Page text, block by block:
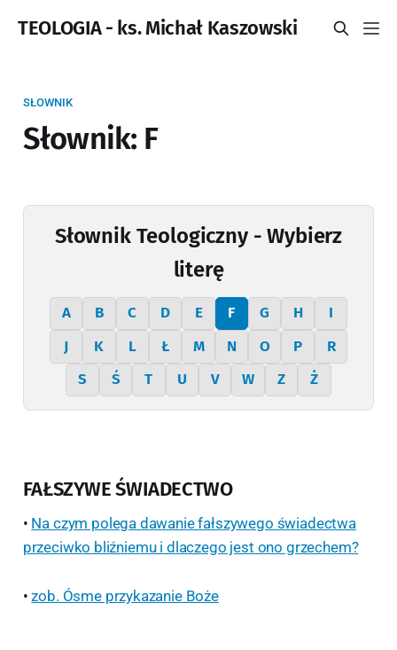
TEOLOGIA - ks. Michał Kaszowski
SŁOWNIK
Słownik: F
Słownik Teologiczny - Wybierz
literę
A B C D E F G H
I
J
K L Ł M N O P
R
S
Ś T U V W Z Ż
FAŁSZYWE ŚWIADECTWO
• Na czym polega dawanie fałszywego świadectwa
przeciwko bliźniemu i dlaczego jest ono grzechem?
•zob. Ósme przykazanie Boże